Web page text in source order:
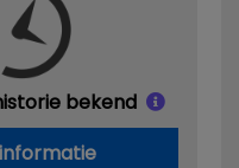
Zij airbag(s) voor
bekend